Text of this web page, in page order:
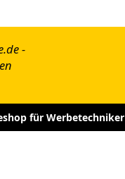
für Werbetechniker